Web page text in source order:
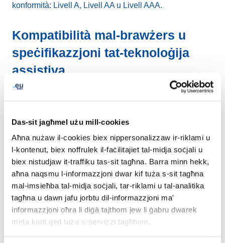
Das-sit jagħmel użu mill-cookies
Aħna nużaw il-cookies biex nippersonalizzaw ir-riklami u
l-kontenut, biex noffrulek il-faċilitajiet tal-midja soċjali u
biex nistudjaw it-traffiku tas-sit tagħna. Barra minn hekk,
aħna naqsmu l-informazzjoni dwar kif tuża s-sit tagħna
mal-imsieħba tal-midja soċjali, tar-riklami u tal-analitika
tagħna u dawn jafu jorbtu dil-informazzjoni ma'
informazzjoni oħra li diġà tajthom jew li ġabru dwarek
meta kont qed tuża s-servizzi tagħhom.
konformità: Livell A, Livell AA u Livell AAA.
Kompatibilità mal-brawżers u
speċifikazzjoni tat-teknoloġija
assistiva
L-aċċessibilità ta’ eurid.eu tistrieħ fuq it-teknoloġiji li
installati fuq il-kompjuter tiegħek:
• HTML • WAI-ARIA • CSS • JavaScript
Il-verifika wriet li l-estensjoni WAVE ta’ Chrome / Firefox
u l-Għodod ta’ Aċċessibilità għall-Iżviluppaturi ta’
Chrome jaħdmu tajjeb mal-kontenut tas-sit web bħala
għodod ta’ aċċessibilità (għalkemm din il-lista mhix
eżawrjenti), kif ukoll il-qarrejja tal-iskrin li ġejjin: JAWS,